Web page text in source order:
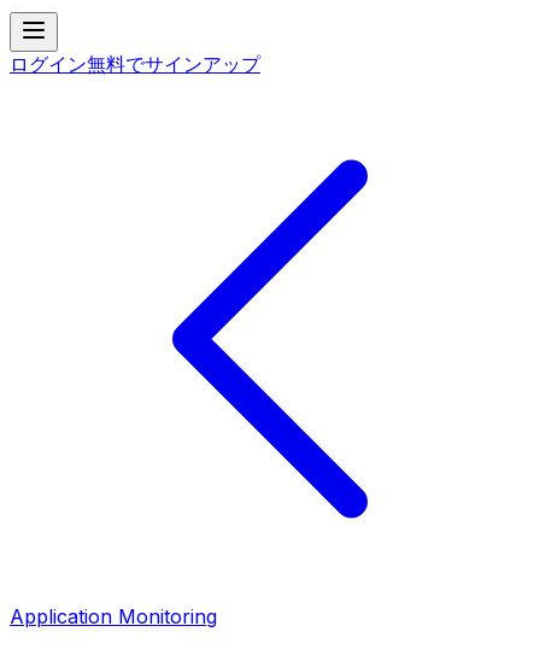
ログイン無料でサインアップ
Application Monitoring